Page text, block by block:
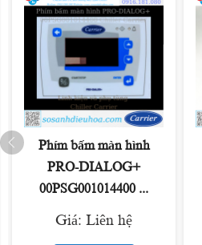
Phím bấm màn hình
PRO-DIALOG+
00PSG001014400 ...
Giá: Liên hệ